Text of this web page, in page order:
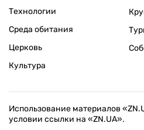
Технологии
Среда обитания
Церковь
Культура
Использование материалов
условии ссылки на «ZN.UA».